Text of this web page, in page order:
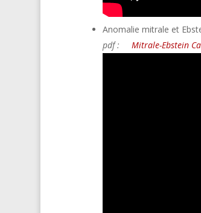
Anomalie mitrale et
pdf : Mitrale-Ebstein